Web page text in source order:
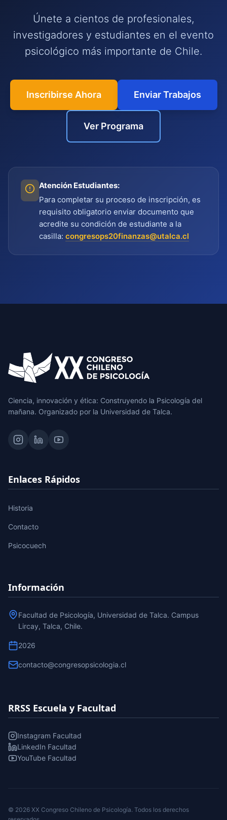
Únete a cientos de profesionales,
investigadores y estudiantes en el evento
psicológico más importante de Chile.
Inscribirse Ahora Enviar Trabajos
Ver Programa
Atención Estudiantes:
Para completar su proceso de inscripción, es
requisito obligatorio enviar documento que
acredite su condición de estudiante a la
casilla: congresops20finanzas@utalca.cl
Ciencia, innovación y ética: Construyendo la Psicología del
mañana. Organizado por la Universidad de Talca.
Enlaces Rápidos
Historia
Contacto
Psicocuech
Información
Facultad de Psicología, Universidad de Talca. Campus
Lircay, Talca, Chile.
2026
contacto@congresopsicologia.cl
RRSS Escuela y Facultad
Instagram Facultad
LinkedIn Facultad
YouTube Facultad
© 2026 XX Congreso Chileno de Psicología. Todos los derechos